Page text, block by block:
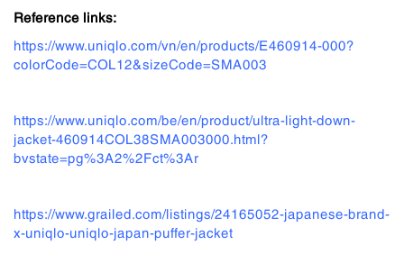
Reference links:
https://www.uniqlo.com/vn/en/products/E460914-000?
colorCode=COL12&sizeCode=SMA003
https://www.uniqlo.com/be/en/product/ultra-light-down-
jacket-460914COL38SMA003000.html?
bvstate=pg%3A2%2Fct%3Ar
https://www.grailed.com/listings/24165052-japanese-brand-
x-uniqlo-uniqlo-japan-puffer-jacket